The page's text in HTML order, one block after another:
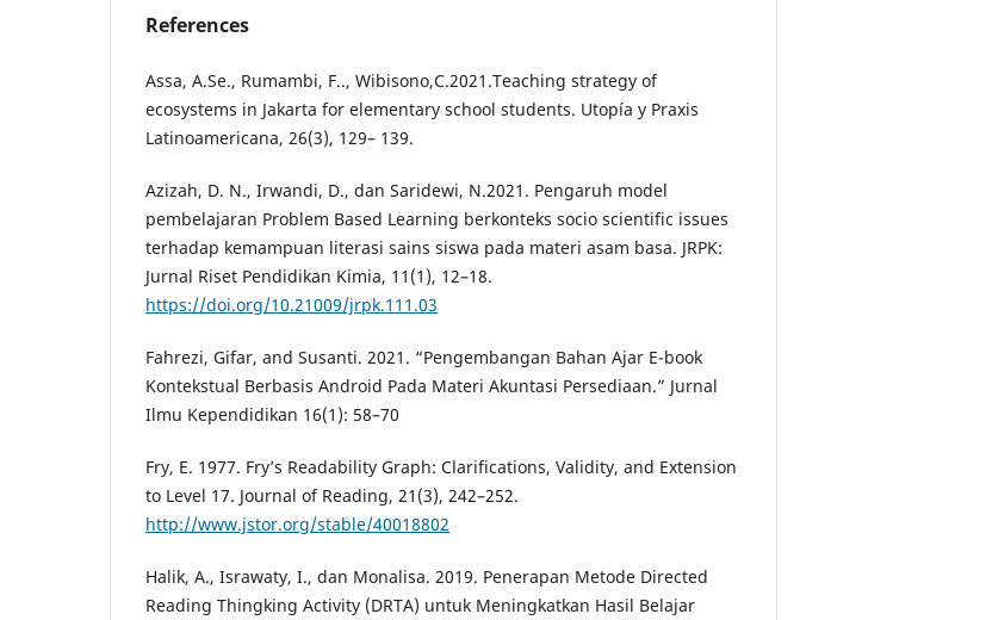
References
Assa, A.Se., Rumambi, F.., Wibisono,C.2021.Teaching strategy of
ecosystems in Jakarta for elementary school students. Utopía y Praxis
Latinoamericana, 26(3), 129– 139.
Azizah, D. N., Irwandi, D., dan Saridewi, N.2021. Pengaruh model
pembelajaran Problem Based Learning berkonteks socio scientific issues
terhadap kemampuan literasi sains siswa pada materi asam basa. JRPK:
Jurnal Riset Pendidikan Kimia, 11(1), 12–18.
https://doi.org/10.21009/jrpk.111.03
Fahrezi, Gifar, and Susanti. 2021. “Pengembangan Bahan Ajar E-book
Kontekstual Berbasis Android Pada Materi Akuntasi Persediaan.” Jurnal
Ilmu Kependidikan 16(1): 58–70
Fry, E. 1977. Fry’s Readability Graph: Clarifications, Validity, and Extension
to Level 17. Journal of Reading, 21(3), 242–252.
http://www.jstor.org/stable/40018802
Halik, A., Israwaty, I., dan Monalisa. 2019. Penerapan Metode Directed
Reading Thingking Activity (DRTA) untuk Meningkatkan Hasil Belajar